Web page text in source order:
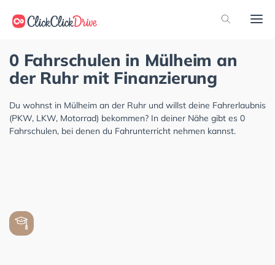
0 Fahrschulen in Mülheim an
der Ruhr mit Finanzierung
Du wohnst in Mülheim an der Ruhr und willst deine Fahrerlaubnis
(PKW, LKW, Motorrad) bekommen? In deiner Nähe gibt es 0
Fahrschulen, bei denen du Fahrunterricht nehmen kannst.